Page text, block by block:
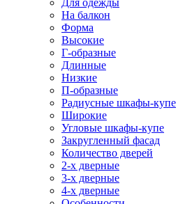
Для одежды
На балкон
Форма
Высокие
Г-образные
Длинные
Низкие
П-образные
Радиусные шкафы-купе
Широкие
Угловые шкафы-купе
Закругленный фасад
Количество дверей
2-х дверные
3-х дверные
4-х дверные